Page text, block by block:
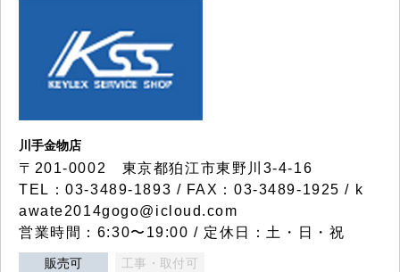
川手金物店
〒201-0002 東京都狛江市東野川3-4-16
TEL：03-3489-1893 / FAX：03-3489-1925 / k
awate2014gogo@icloud.com
営業時間：6:30〜19:00 / 定休日：土・日・祝
販売可 工事・取付可